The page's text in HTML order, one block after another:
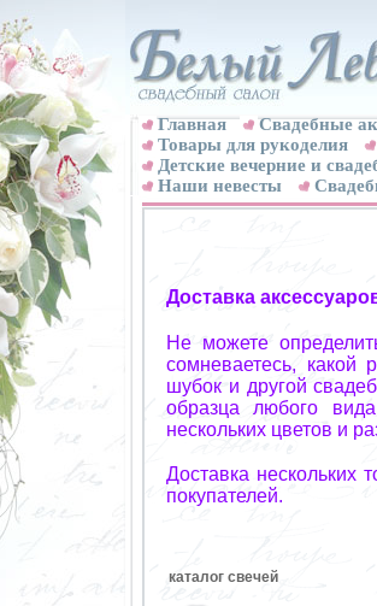
Главная
Свадебные
Товары для рукоделия
Детские вечерние и
Наши невесты
Доставка
Не можете
сомневаетесь, какой
шубок и другой
образца любого
нескольких цветов и
Доставка нескольких
покупателей.
каталог свечей